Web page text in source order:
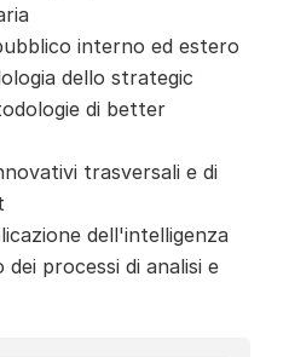
interno ed estero
dello strategic
di better
trasversali e di
dell'intelligenza
processi di analisi e